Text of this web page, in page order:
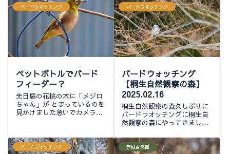
てうち等が使っているのはよ
く目にするバズーカ砲ではな
く倍率の低いレ...
んの鳴き声🎶 ふ...
バードウオッチング
ペットボトルでバード
フィーダー？
先日庭の花桃の木に「メジロ
ちゃん」が とまっているのを
見かけました急いでカメラを
めることは 出来ませんでした
😖⤵️が、再び来てくれること
バードウオッチング
バードウォッチング
【桐生自然観察の森】
2025.02.16
桐生自然観察の森久しぶりに
バードウオッチングに桐生自
然観察の森にやってきました
るらしく受付が有り多くの人
が準備中でした今日は入り口
バードウオッチング 赤城自然園